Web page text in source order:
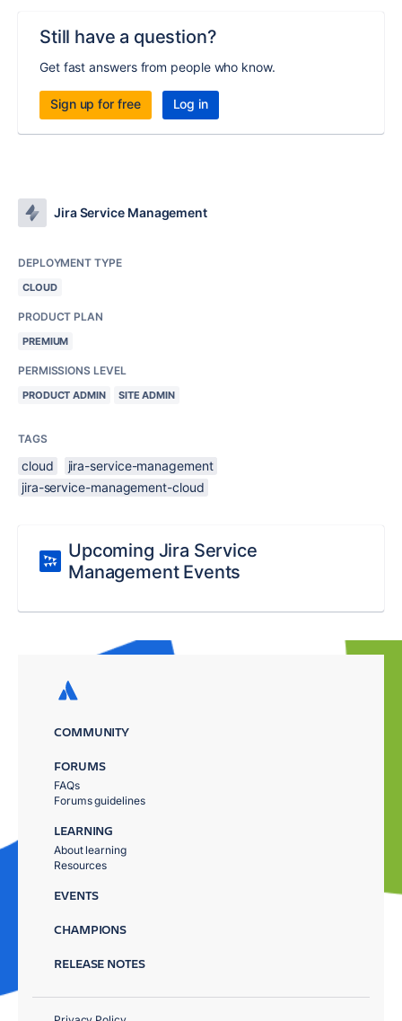
Still have a question?
Get fast answers from people who know.
Sign up for free Log in
Jira Service Management
DEPLOYMENT TYPE
CLOUD
PRODUCT PLAN
PREMIUM
PERMISSIONS LEVEL
PRODUCT ADMIN SITE ADMIN
TAGS
cloud
jira-service-management
jira-service-management-cloud
Upcoming Jira Service
Management Events
COMMUNITY
FORUMS
FAQs
Forums guidelines
LEARNING
About learning
Resources
EVENTS
CHAMPIONS
RELEASE NOTES